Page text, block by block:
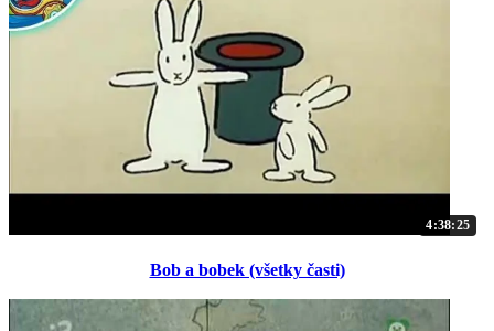
4:38:25
Bob a bobek (všetky časti)